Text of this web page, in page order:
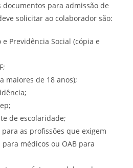
documentos para admissão de
solicitar ao colaborador são:
Previdência Social (cópia e
maiores de 18 anos);
de escolaridade;
as profissões que exigem
para médicos ou OAB para